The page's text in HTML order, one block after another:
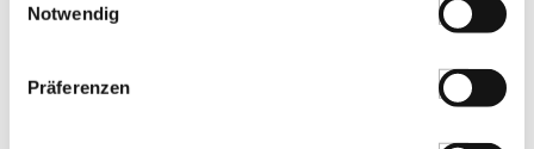
Notwendig
Präferenzen